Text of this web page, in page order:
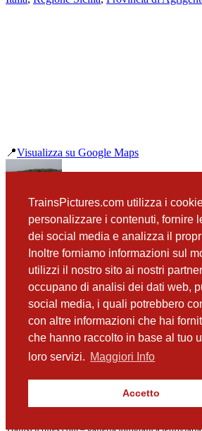
TrainsPictures.com utilizza i
personalizzare i contenuti, fornire
dei social media e analizza il
Inoltre forniamo informazioni sul
utilizzi il nostro sito ai nostri
occupano di analisi dei dati web,
social media, i quali potrebbero
con altre informazioni che hai
che hanno raccolto in base al tuo
loro servizi. Maggiori Info
Accetto
📍Visualizza su Google Maps
precedente
ALn668 3040 e 3010 Viadotto Sant'Anna
successiva
ALn668 3040 e 3010 Passaggio a Livello
📸 Fotografie scattate nei dintorniVedi tutte ➔
ALn668 1220 e 1224 Valle dei Templi
(17 m)
D445 1006 Tempio di Vulcano
E646 196 e E626 428 Tempio Di Vulcano